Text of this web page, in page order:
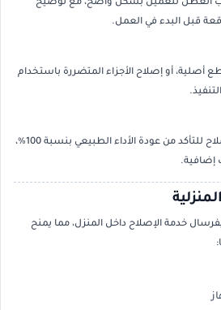
العطل للعميل بشكل واضح، مع توضيح
قبل البدء في العمل.
أصلية، أو إصلاح الأجزاء المتضررة باستخدام
يتم تشغيل الغسالة بعد الإصلاح للتأكد من عودة الأداء الطبيعي بنسبة 100%،
إضافية.
خدمة الإصلاح داخل المنزل، مما يمنح